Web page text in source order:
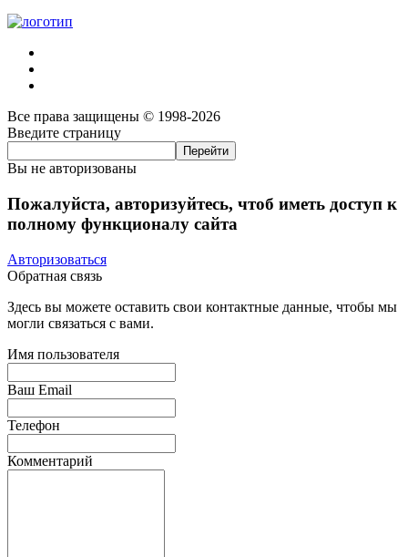
Все права защищены © 1998-2026
Введите страницу
Вы не авторизованы
Пожалуйста, авторизуйтесь, чтоб иметь доступ к
полному функционалу сайта
Авторизоваться
Обратная связь
Здесь вы можете оставить свои контактные данные, чтобы мы
могли связаться с вами.
Имя пользователя
Ваш Email
Телефон
Комментарий